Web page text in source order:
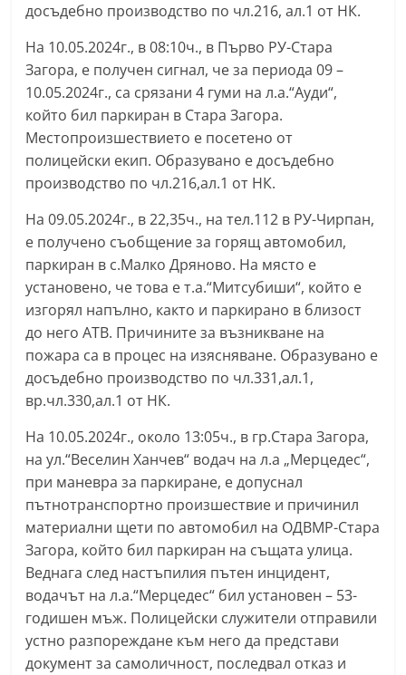
,
g
a
l
e
r
y
-
k
a
z
a
n
a
.
c
o
m
досъдебно производство по чл.216, ал.1 от НК.
На 10.05.2024г., в 08:10ч., в Първо РУ-Стара
Загора, е получен сигнал, че за периода 09 –
10.05.2024г., са срязани 4 гуми на л.а.“Ауди“,
който бил паркиран в Стара Загора.
Местопроизшествието е посетено от
полицейски екип. Образувано е досъдебно
производство по чл.216,ал.1 от НК.
На 09.05.2024г., в 22,35ч., на тел.112 в РУ-Чирпан,
е получено съобщение за горящ автомобил,
паркиран в с.Малко Дряново. На място е
установено, че това е т.а.“Митсубиши“, който е
изгорял напълно, както и паркирано в близост
до него АТВ. Причините за възникване на
пожара са в процес на изясняване. Образувано е
досъдебно производство по чл.331,ал.1,
вр.чл.330,ал.1 от НК.
На 10.05.2024г., около 13:05ч., в гр.Стара Загора,
на ул.“Веселин Ханчев“ водач на л.а „Мерцедес“,
при маневра за паркиране, е допуснал
пътнотранспортно произшествие и причинил
материални щети по автомобил на ОДВМР-Стара
Загора, който бил паркиран на същата улица.
Веднага след настъпилия пътен инцидент,
водачът на л.а.“Мерцедес“ бил установен – 53-
годишен мъж. Полицейски служители отправили
устно разпореждане към него да представи
документ за самоличност, последвал отказ и